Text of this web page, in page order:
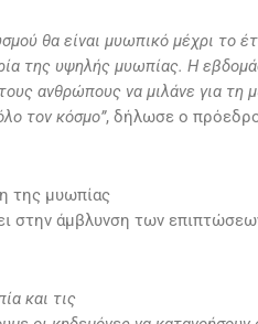
θα είναι μυωπικό μέχρι το
της υψηλής μυωπίας. Η
ανθρώπους να μιλάνε για τη
τον κόσμο”, δήλωσε ο
της μυωπίας
στην άμβλυνση των
και τις